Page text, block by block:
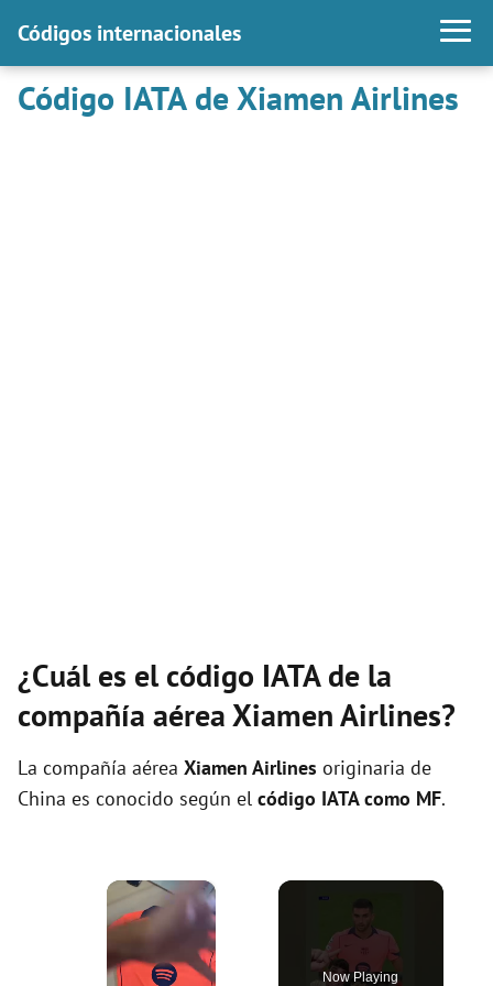
Códigos internacionales
Código IATA de Xiamen Airlines
¿Cuál es el código IATA de la
compañía aérea Xiamen Airlines?
La compañía aérea Xiamen Airlines originaria de
China es conocido según el código IATA como MF.
×
Now Playing